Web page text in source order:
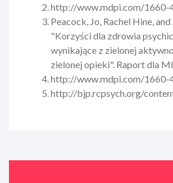
http://www.mdpi.com/
Peacock, Jo, Rachel Hine,
"Korzyści dla zdrowia
wynikające z zielonej
zielonej opieki". Raport dla
http://www.mdpi.com/
http://bjp.rcpsych.org/